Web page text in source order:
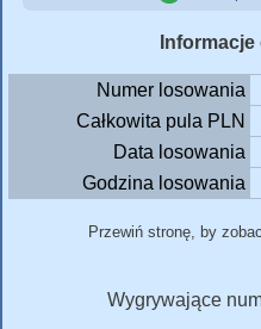
Numer losowania
Całkowita pula PLN
Data losowania
Godzina losowania
Przewiń stronę, by
Wygrywające